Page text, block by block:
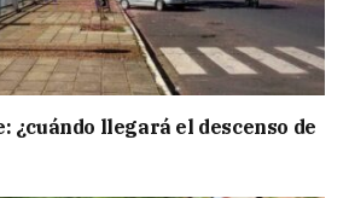
¿cuándo llegará el descenso de